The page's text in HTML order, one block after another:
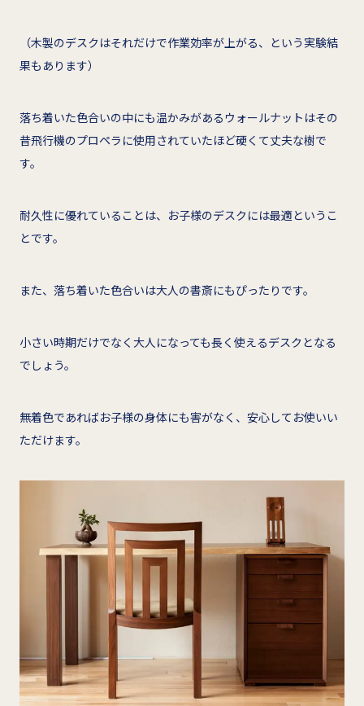
（木製のデスクはそれだけで作業効率が上がる、という実験結
果もあります）
落ち着いた色合いの中にも温かみがあるウォールナットはその
昔飛行機のプロペラに使用されていたほど硬くて丈夫な樹で
す。
耐久性に優れていることは、お子様のデスクには最適というこ
とです。
また、落ち着いた色合いは大人の書斎にもぴったりです。
小さい時期だけでなく大人になっても長く使えるデスクとなる
でしょう。
無着色であればお子様の身体にも害がなく、安心してお使いい
ただけます。